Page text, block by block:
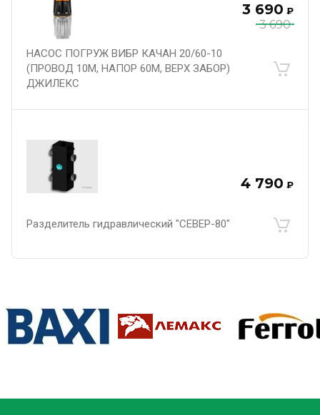
3 690
3 690 ₽
НАСОС ПОГРУЖ ВИБР КАЧАН 20/60-10
(ПРОВОД 10М, НАПОР 60М, ВЕРХ ЗАБОР)
ДЖИЛЕКС
4 790 ₽
Разделитель гидравлический "СЕВЕР-80"